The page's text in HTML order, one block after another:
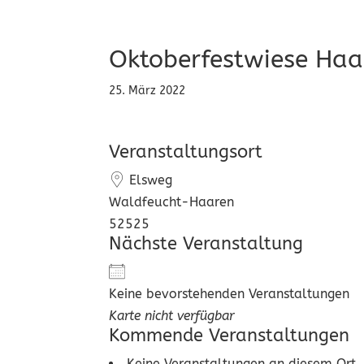
Oktoberfestwiese
25. März 2022
Veranstaltungsort
Elsweg
Waldfeucht-Haaren
52525
Nächste Veranstaltung
Keine bevorstehenden Veranstaltungen
Karte nicht verfügbar
Kommende Veranstaltungen